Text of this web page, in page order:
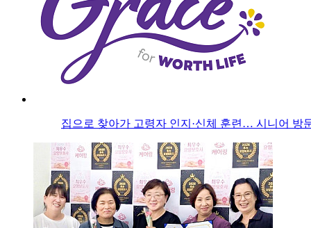
집으로 찾아가 고령자 인지·신체 훈련… 시니어 방